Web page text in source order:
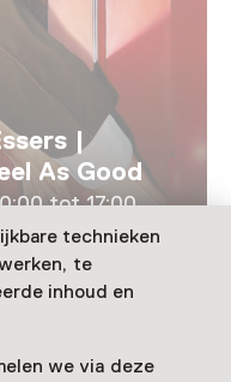
technieken
te
inhoud en
we via deze
|
As Good
tot 17:00